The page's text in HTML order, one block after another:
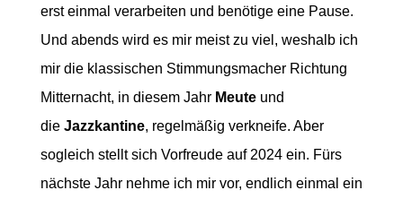
erst einmal verarbeiten und benötige eine Pause.
Und abends wird es mir meist zu viel, weshalb ich
mir die klassischen Stimmungsmacher Richtung
Mitternacht, in diesem Jahr Meute und
die Jazzkantine, regelmäßig verkneife. Aber
sogleich stellt sich Vorfreude auf 2024 ein. Fürs
nächste Jahr nehme ich mir vor, endlich einmal ein